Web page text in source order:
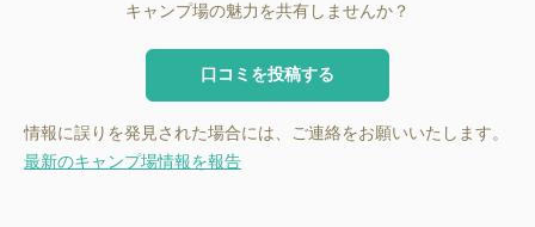
キャンプ場の魅力を共有しませんか？
口コミを投稿する
情報に誤りを発見された場合には、ご連絡をお願いいたします。
最新のキャンプ場情報を報告